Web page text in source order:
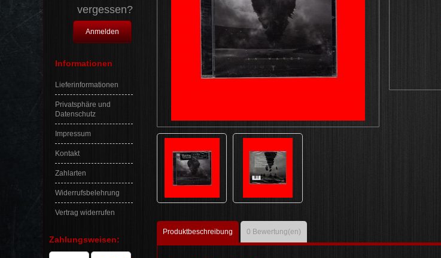
vergessen?
Informationen
Lieferinformationen
Privatsphäre und
Datenschutz
Impressum
Kontakt
Zahlarten
Widerrufsbelehrung
Vertrag widerrufen
Zahlungsweisen:
Produktbeschreibung 0 Bewertung(en)